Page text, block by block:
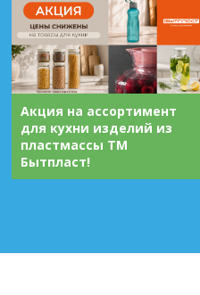
Акция на ассортимент
для кухни изделий из
пластмассы ТМ
Бытпласт!